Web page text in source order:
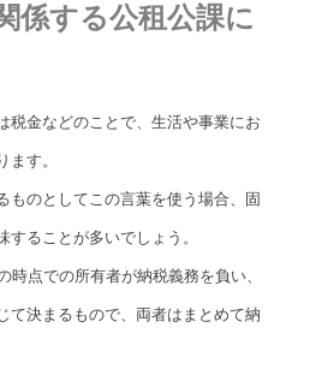
係する公租公課に
税金などのことで、生活や事業にお
ます。
ものとしてこの言葉を使う場合、固
ることが多いでしょう。
時点での所有者が納税義務を負い、
て決まるもので、両者はまとめて納